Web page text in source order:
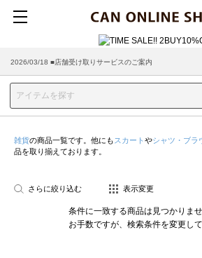
2026/08/04 ■8/13(木)AM2:00～サイトメンテナンス実施のお
2026/03/18 ■店舗受け取りサービスのご案内
雑貨の商品一覧です。他にも スカート やシャツ・ブラ
品を取り揃えております。
さらに絞り込む 表示変更
条件に一致する商品は見つかりませ
お手数ですが、検索条件を変更して